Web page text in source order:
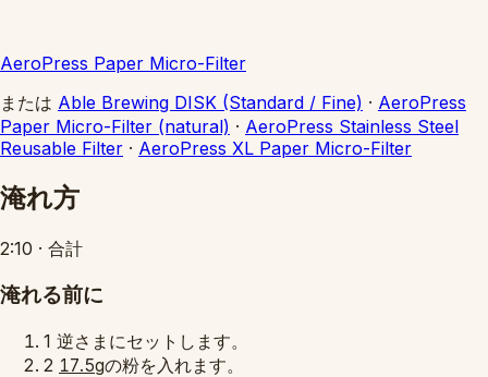
AeroPress Paper Micro-Filter
または Able Brewing DISK (Standard / Fine) · AeroPress
Paper Micro-Filter (natural) · AeroPress Stainless Steel
Reusable Filter · AeroPress XL Paper Micro-Filter
淹れ方
2:10 · 合計
淹れる前に
1 逆さまにセットします。
2 17.5gの粉を入れます。